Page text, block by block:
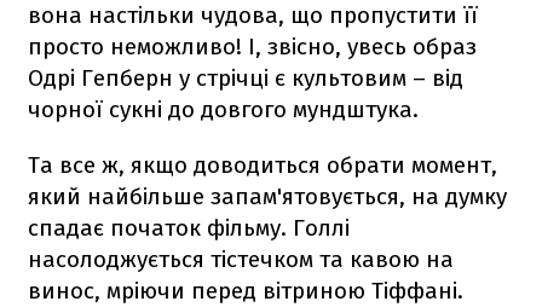
вона настільки чудова, що пропустити її
просто неможливо! І, звісно, увесь образ
Одрі Гепберн у стрічці є культовим – від
чорної сукні до довгого мундштука.
Та все ж, якщо доводиться обрати момент,
який найбільше запам'ятовується, на думку
спадає початок фільму. Голлі
насолоджується тістечком та кавою на
винос, мріючи перед вітриною Тіффані.